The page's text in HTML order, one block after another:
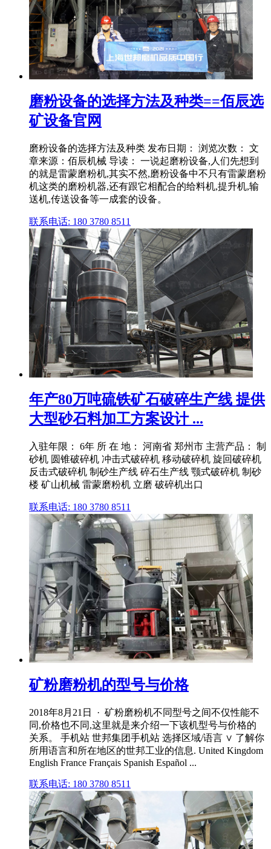
磨粉设备的选择方法及种类==佰辰选
矿设备官网
磨粉设备的选择方法及种类 发布日期： 浏览次数： 文
章来源：佰辰机械 导读： 一说起磨粉设备,人们先想到
的就是雷蒙磨粉机,其实不然,磨粉设备中不只有雷蒙磨粉
机这类的磨粉机器,还有跟它相配合的给料机,提升机,输
送机,传送设备等一成套的设备。
联系电话: 180 3780 8511
年产80万吨硫铁矿石破碎生产线 提供
大型砂石料加工方案设计 ...
入驻年限： 6年 所 在 地： 河南省 郑州市 主营产品： 制
砂机 圆锥破碎机 冲击式破碎机 移动破碎机 旋回破碎机
反击式破碎机 制砂生产线 碎石生产线 颚式破碎机 制砂
楼 矿山机械 雷蒙磨粉机 立磨 破碎机出口
联系电话: 180 3780 8511
矿粉磨粉机的型号与价格
2018年8月21日 · 矿粉磨粉机不同型号之间不仅性能不
同,价格也不同,这里就是来介绍一下该机型号与价格的
关系。 手机站 世邦集团手机站 选择区域/语言 ∨ 了解你
所用语言和所在地区的世邦工业的信息. United Kingdom
English France Français Spanish Español ...
联系电话: 180 3780 8511